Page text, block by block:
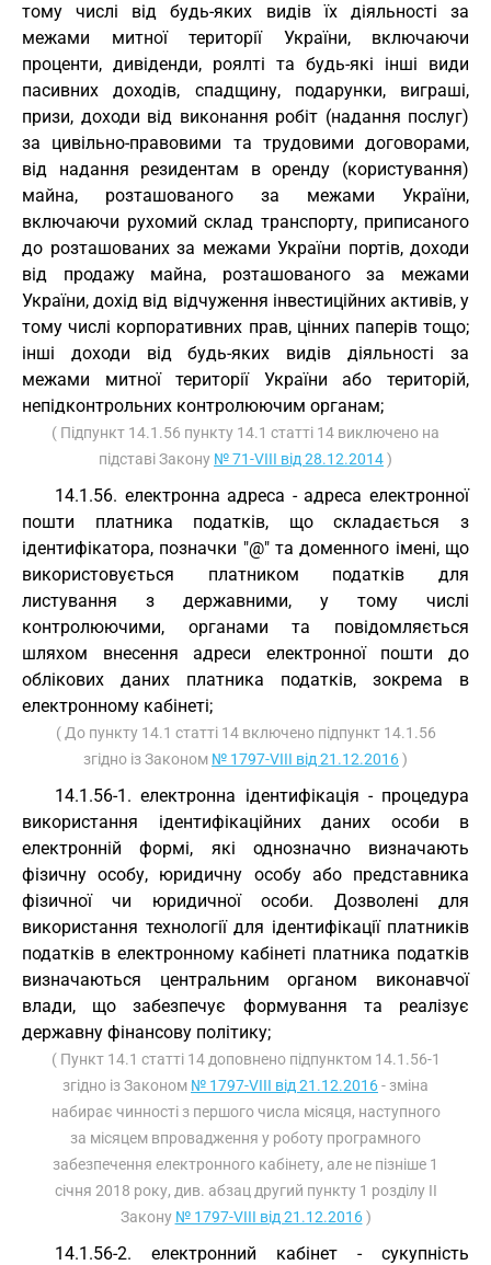
тому числі від будь-яких видів їх діяльності за
межами митної території України, включаючи
проценти, дивіденди, роялті та будь-які інші види
пасивних доходів, спадщину, подарунки, виграші,
призи, доходи від виконання робіт (надання послуг)
за цивільно-правовими та трудовими договорами,
від надання резидентам в оренду (користування)
майна, розташованого за межами України,
включаючи рухомий склад транспорту, приписаного
до розташованих за межами України портів, доходи
від продажу майна, розташованого за межами
України, дохід від відчуження інвестиційних активів, у
тому числі корпоративних прав, цінних паперів тощо;
інші доходи від будь-яких видів діяльності за
межами митної території України або територій,
непідконтрольних контролюючим органам;
( Підпункт 14.1.56 пункту 14.1 статті 14 виключено на
підставі Закону № 71-VIII від 28.12.2014)
14.1.56. електронна адреса - адреса електронної
пошти платника податків, що складається з
ідентифікатора, позначки "@" та доменного імені, що
використовується платником податків для
листування з державними, у тому числі
контролюючими, органами та повідомляється
шляхом внесення адреси електронної пошти до
облікових даних платника податків, зокрема в
електронному кабінеті;
( До пункту 14.1 статті 14 включено підпункт 14.1.56
згідно із Законом № 1797-VIII від 21.12.2016)
14.1.56-1. електронна ідентифікація - процедура
використання ідентифікаційних даних особи в
електронній формі, які однозначно визначають
фізичну особу, юридичну особу або представника
фізичної чи юридичної особи. Дозволені для
використання технології для ідентифікації платників
податків в електронному кабінеті платника податків
визначаються центральним органом виконавчої
влади, що забезпечує формування та реалізує
державну фінансову політику;
( Пункт 14.1 статті 14 доповнено підпунктом 14.1.56-1
згідно із Законом № 1797-VIII від 21.12.2016- зміна
набирає чинності з першого числа місяця, наступного
за місяцем впровадження у роботу програмного
забезпечення електронного кабінету, але не пізніше 1
січня 2018 року, див. абзац другий пункту 1 розділу II
Закону № 1797-VIII від 21.12.2016)
14.1.56-2. електронний кабінет - сукупність